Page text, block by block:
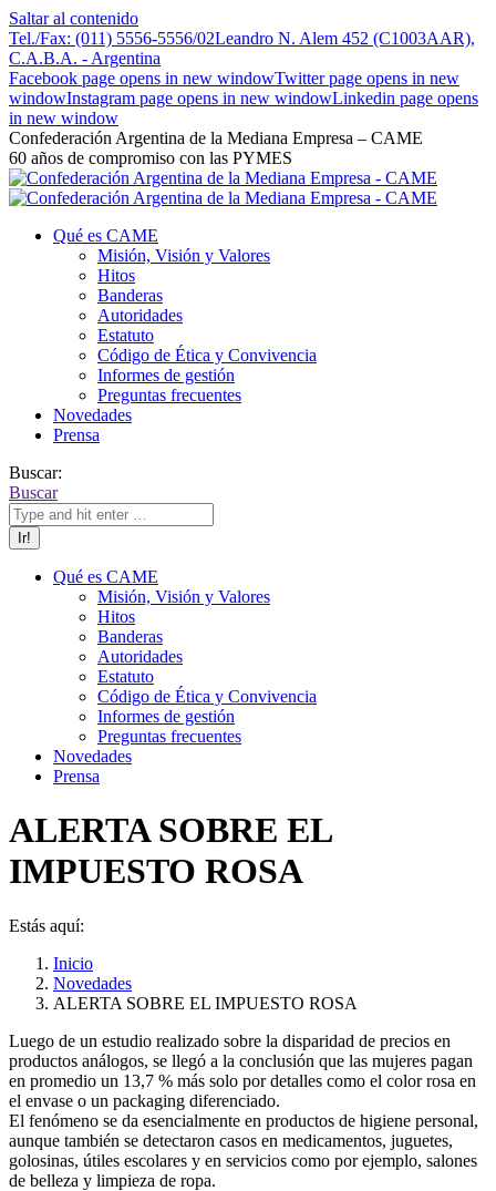
Saltar al contenido
Tel./Fax: (011) 5556-5556/02Leandro N. Alem 452 (C1003AAR),
C.A.B.A. - Argentina
Facebook page opens in new windowTwitter page opens in new
windowInstagram page opens in new windowLinkedin page opens
in new window
Confederación Argentina de la Mediana Empresa – CAME
60 años de compromiso con las PYMES
Qué es CAME
Misión, Visión y Valores
Hitos
Banderas
Autoridades
Estatuto
Código de Ética y Convivencia
Informes de gestión
Preguntas frecuentes
Novedades
Prensa
Buscar:
Buscar
Qué es CAME
Misión, Visión y Valores
Hitos
Banderas
Autoridades
Estatuto
Código de Ética y Convivencia
Informes de gestión
Preguntas frecuentes
Novedades
Prensa
ALERTA SOBRE EL
IMPUESTO ROSA
Estás aquí:
Inicio
Novedades
ALERTA SOBRE EL IMPUESTO ROSA
Luego de un estudio realizado sobre la disparidad de precios en
productos análogos, se llegó a la conclusión que las mujeres pagan
en promedio un 13,7 % más solo por detalles como el color rosa en
el envase o un packaging diferenciado.
El fenómeno se da esencialmente en productos de higiene personal,
aunque también se detectaron casos en medicamentos, juguetes,
golosinas, útiles escolares y en servicios como por ejemplo, salones
de belleza y limpieza de ropa.